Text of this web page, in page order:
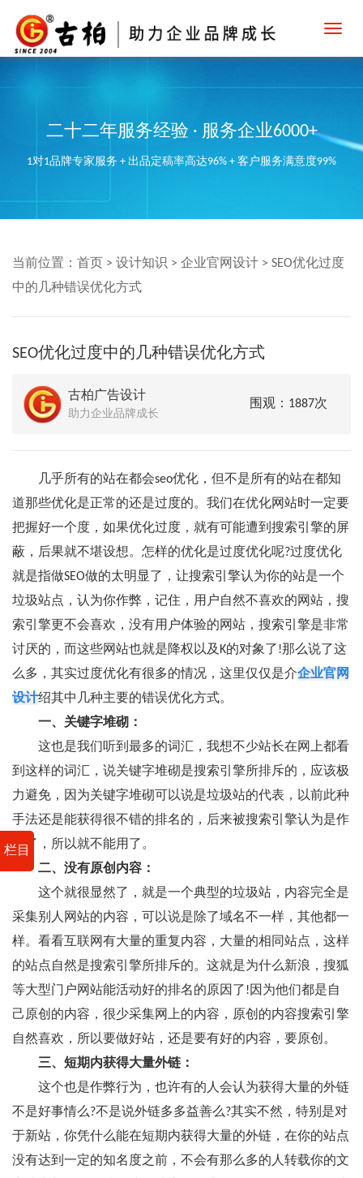
二十二年服务经验 · 服务企业6000+
1对1品牌专家服务 + 出品定稿率高达96% + 客户服务满意度99%
栏目
当前位置： 首页 > 设计知识 > 企业官网设计 > SEO优化过度
中的几种错误优化方式
SEO优化过度中的几种错误优化方式
古柏广告设计
助力企业品牌成长
围观：1887次
几乎所有的站在都会seo优化，但不是所有的站在都知
道那些优化是正常的还是过度的。我们在优化网站时一定要
把握好一个度，如果优化过度，就有可能遭到搜索引擎的屏
蔽，后果就不堪设想。怎样的优化是过度优化呢?过度优化
就是指做SEO做的太明显了，让搜索引擎认为你的站是一个
垃圾站点，认为你作弊，记住，用户自然不喜欢的网站，搜
索引擎更不会喜欢，没有用户体验的网站，搜索引擎是非常
讨厌的，而这些网站也就是降权以及K的对象了!那么说了这
么多，其实过度优化有很多的情况，这里仅仅是介企业官网
设计绍其中几种主要的错误优化方式。
一、关键字堆砌：
这也是我们听到最多的词汇，我想不少站长在网上都看
到这样的词汇，说关键字堆砌是搜索引擎所排斥的，应该极
力避免，因为关键字堆砌可以说是垃圾站的代表，以前此种
手法还是能获得很不错的排名的，后来被搜索引擎认为是作
弊了，所以就不能用了。
二、没有原创内容：
这个就很显然了，就是一个典型的垃圾站，内容完全是
采集别人网站的内容，可以说是除了域名不一样，其他都一
样。看看互联网有大量的重复内容，大量的相同站点，这样
的站点自然是搜索引擎所排斥的。这就是为什么新浪，搜狐
等大型门户网站能活动好的排名的原因了!因为他们都是自
己原创的内容，很少采集网上的内容，原创的内容搜索引擎
自然喜欢，所以要做好站，还是要有好的内容，要原创。
三、短期内获得大量外链：
这个也是作弊行为，也许有的人会认为获得大量的外链
不是好事情么?不是说外链多多益善么?其实不然，特别是对
于新站，你凭什么能在短期内获得大量的外链，在你的站点
没有达到一定的知名度之前，不会有那么多的人转载你的文